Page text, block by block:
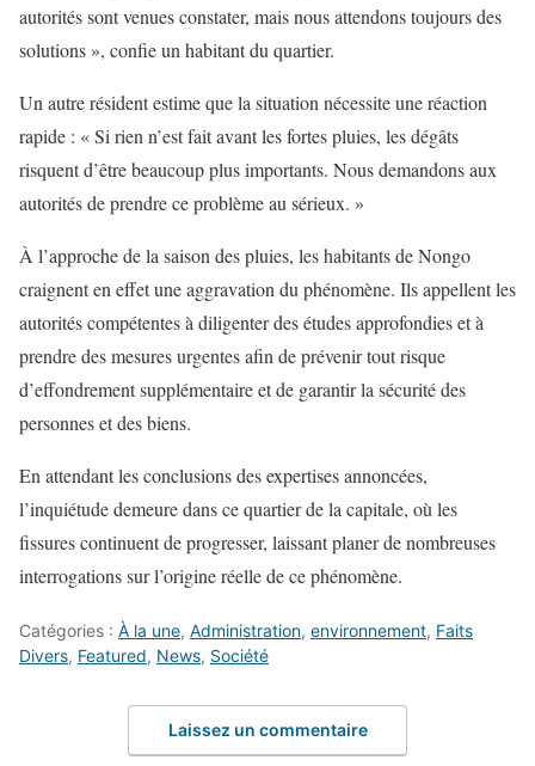
autorités sont venues constater, mais nous attendons toujours des
solutions », confie un habitant du quartier.
Un autre résident estime que la situation nécessite une réaction
rapide : « Si rien n’est fait avant les fortes pluies, les dégâts
risquent d’être beaucoup plus importants. Nous demandons aux
autorités de prendre ce problème au sérieux. »
À l’approche de la saison des pluies, les habitants de Nongo
craignent en effet une aggravation du phénomène. Ils appellent les
autorités compétentes à diligenter des études approfondies et à
prendre des mesures urgentes afin de prévenir tout risque
d’effondrement supplémentaire et de garantir la sécurité des
personnes et des biens.
En attendant les conclusions des expertises annoncées,
l’inquiétude demeure dans ce quartier de la capitale, où les
fissures continuent de progresser, laissant planer de nombreuses
interrogations sur l’origine réelle de ce phénomène.
Catégories : À la une, Administration, environnement, Faits
Divers, Featured, News, Société
Laissez un commentaire